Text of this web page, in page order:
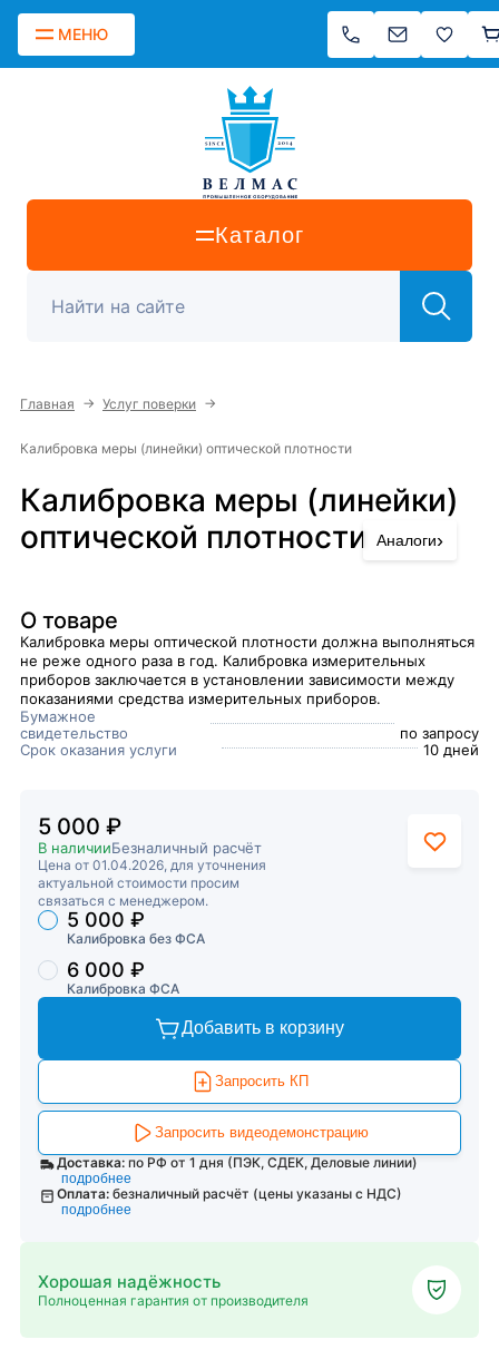
МЕНЮ
Каталог
Главная → Услуг поверки →
Калибровка меры (линейки) оптической плотности
Калибровка меры (линейки)
оптической плотности
Аналоги›
О товаре
Калибровка меры оптической плотности должна выполняться
не реже одного раза в год. Калибровка измерительных
приборов заключается в установлении зависимости между
показаниями средства измерительных приборов.
Бумажное
свидетельство
по запросу
Срок оказания услуги
10 дней
5 000 ₽
В наличииБезналичный расчёт
Цена от 01.04.2026, для уточнения
актуальной стоимости просим
связаться с менеджером.
Торговые предложения
Калибровка без ФСА
5 000 ₽
Калибровка ФСА
6 000 ₽
Добавить в корзину
Запросить КП
Запросить видеодемонстрацию
Доставка: по РФ от 1 дня (ПЭК, СДЕК, Деловые линии)
подробнее
Оплата: безналичный расчёт (цены указаны с НДС)
подробнее
Хорошая надёжность
Полноценная гарантия от производителя